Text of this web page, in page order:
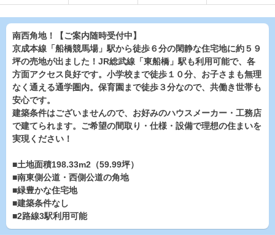
南西角地！【ご案内随時受付中】
京成本線「船橋競馬場」駅から徒歩６分の閑静な住宅地に約５９
坪の売地が出ました！JR総武線「東船橋」駅も利用可能で、各
方面アクセス良好です。小学校まで徒歩１０分、お子さまも無理
なく通える通学圏内。保育園まで徒歩３分なので、共働き世帯も
安心です。
建築条件はございませんので、お好みのハウスメーカー・工務店
で建てられます。ご希望の間取り・仕様・設備で理想の住まいを
実現ください！
■土地面積198.33m2（59.99坪）
■南東側公道・西側公道の角地
■緑豊かな住宅地
■建築条件なし
■2路線3駅利用可能